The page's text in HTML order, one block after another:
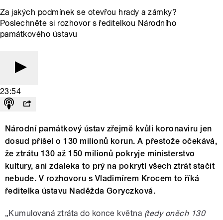
Za jakých podmínek se otevřou hrady a zámky?
Poslechněte si rozhovor s ředitelkou Národního
památkového ústavu
23:54
Národní památkový ústav zřejmě kvůli koronaviru jen
dosud přišel o 130 milionů korun. A přestože očekává,
že ztrátu 130 až 150 milionů pokryje ministerstvo
kultury, ani zdaleka to prý na pokrytí všech ztrát stačit
nebude. V rozhovoru s Vladimírem Krocem to říká
ředitelka ústavu Naděžda Goryczková.
„Kumulovaná ztráta do konce května (tedy oněch 130